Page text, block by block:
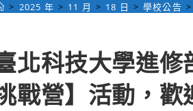
> 2025 年 > 11 月 > 18 日 > 學校公告 >
北科技大學進
戰營】活動，歡